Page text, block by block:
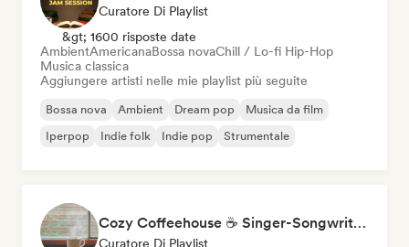
Curatore Di Playlist
&gt; 1600 risposte date
AmbientAmericanaBossa novaChill / Lo-fi Hip-Hop
Musica classica
Aggiungere artisti nelle mie playlist più seguite
Bossa nova Ambient Dream pop
Musica da film
Iperpop
Indie folk Indie pop Strumentale
Cozy Coffeehouse ☕ Singer-Songwriter, Indie Folk & Acoustic
Curatore Di Playlist